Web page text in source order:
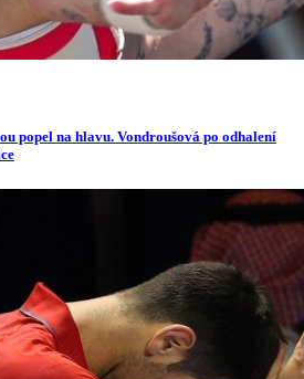
popel na hlavu. Vondroušová po odhalení